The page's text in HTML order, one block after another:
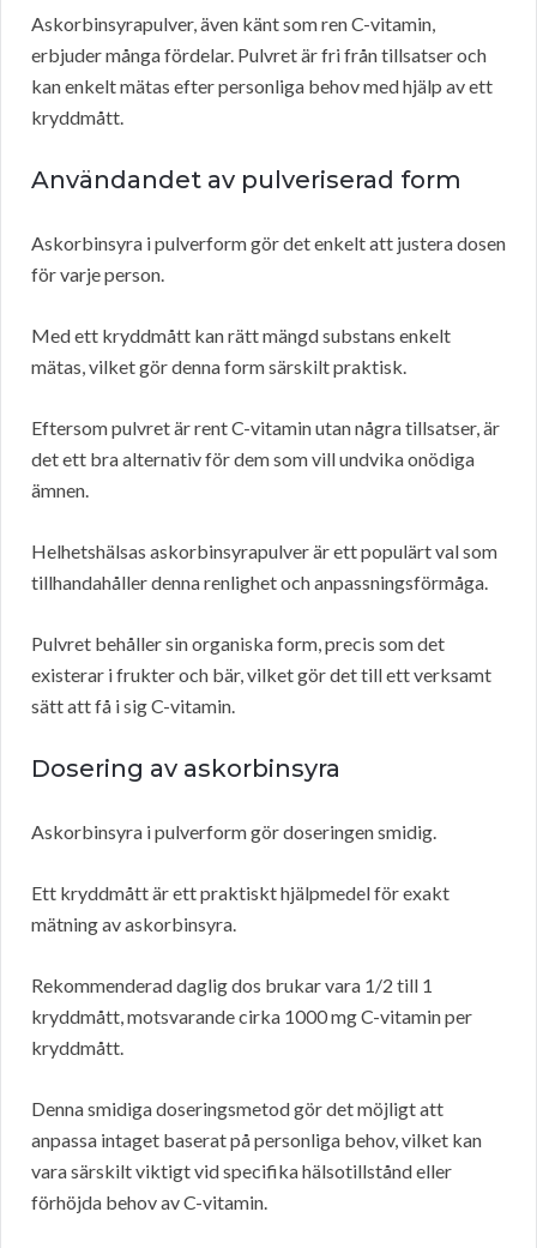
Askorbinsyrapulver, även känt som ren C-vitamin,
erbjuder många fördelar. Pulvret är fri från tillsatser och
kan enkelt mätas efter personliga behov med hjälp av ett
kryddmått.
Användandet av pulveriserad form
Askorbinsyra i pulverform gör det enkelt att justera dosen
för varje person.
Med ett kryddmått kan rätt mängd substans enkelt
mätas, vilket gör denna form särskilt praktisk.
Eftersom pulvret är rent C-vitamin utan några tillsatser, är
det ett bra alternativ för dem som vill undvika onödiga
ämnen.
Helhetshälsas askorbinsyrapulver är ett populärt val som
tillhandahåller denna renlighet och anpassningsförmåga.
Pulvret behåller sin organiska form, precis som det
existerar i frukter och bär, vilket gör det till ett verksamt
sätt att få i sig C-vitamin.
Dosering av askorbinsyra
Askorbinsyra i pulverform gör doseringen smidig.
Ett kryddmått är ett praktiskt hjälpmedel för exakt
mätning av askorbinsyra.
Rekommenderad daglig dos brukar vara 1/2 till 1
kryddmått, motsvarande cirka 1000 mg C-vitamin per
kryddmått.
Denna smidiga doseringsmetod gör det möjligt att
anpassa intaget baserat på personliga behov, vilket kan
vara särskilt viktigt vid specifika hälsotillstånd eller
förhöjda behov av C-vitamin.